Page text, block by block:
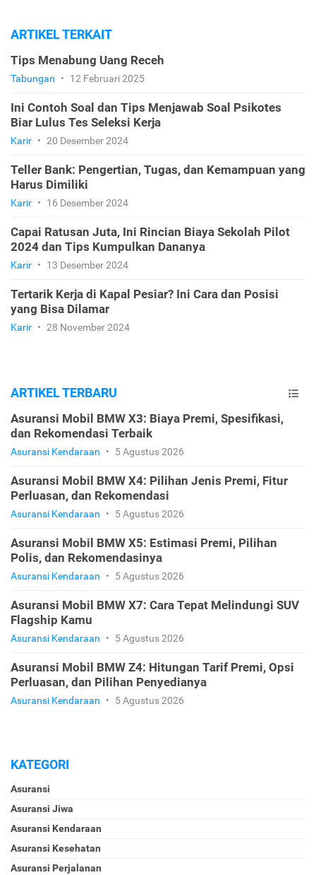
ARTIKEL TERKAIT
Tips Menabung Uang Receh
Tabungan • 12 Februari 2025
Ini Contoh Soal dan Tips Menjawab Soal Psikotes
Biar Lulus Tes Seleksi Kerja
Karir • 20 Desember 2024
Teller Bank: Pengertian, Tugas, dan Kemampuan yang
Harus Dimiliki
Karir • 16 Desember 2024
Capai Ratusan Juta, Ini Rincian Biaya Sekolah Pilot
2024 dan Tips Kumpulkan Dananya
Karir • 13 Desember 2024
Tertarik Kerja di Kapal Pesiar? Ini Cara dan Posisi
yang Bisa Dilamar
Karir • 28 November 2024
ARTIKEL TERBARU
Asuransi Mobil BMW X3: Biaya Premi, Spesifikasi,
dan Rekomendasi Terbaik
Asuransi Kendaraan • 5 Agustus 2026
Asuransi Mobil BMW X4: Pilihan Jenis Premi, Fitur
Perluasan, dan Rekomendasi
Asuransi Kendaraan • 5 Agustus 2026
Asuransi Mobil BMW X5: Estimasi Premi, Pilihan
Polis, dan Rekomendasinya
Asuransi Kendaraan • 5 Agustus 2026
Asuransi Mobil BMW X7: Cara Tepat Melindungi SUV
Flagship Kamu
Asuransi Kendaraan • 5 Agustus 2026
Asuransi Mobil BMW Z4: Hitungan Tarif Premi, Opsi
Perluasan, dan Pilihan Penyedianya
Asuransi Kendaraan • 5 Agustus 2026
KATEGORI
Asuransi
Asuransi Jiwa
Asuransi Kendaraan
Asuransi Kesehatan
Asuransi Perjalanan